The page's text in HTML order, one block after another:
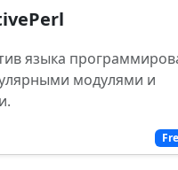
языка
модулями и